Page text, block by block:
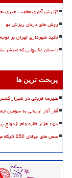
گزارش آماری معاونت هنری بعد از ترک
روش های درمان ریزش مو
تاکید شهرداری تهران بر
داستان عکسهایی که منتشر
پربحث ترین ها
علیرضا قربانی در شیراز
آمار آثار ارسالی به سومین
۴۵۰ هزار فقره وام ازدواج پرداخت خواهد شد
سمن های جوانان 250 کارگاه مهارت افزایی برگزار کردند